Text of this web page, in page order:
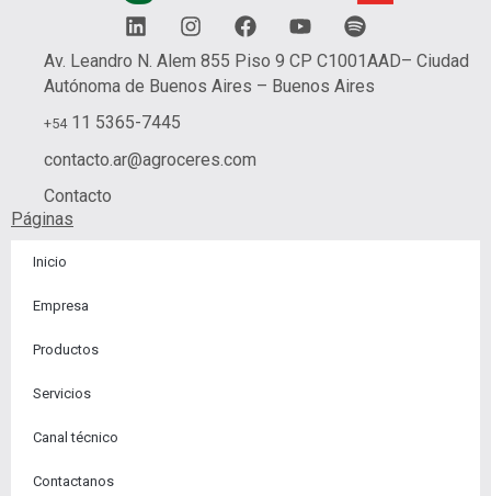
L
i
n
k
d
i
n
I
n
s
t
a
F
a
c
e
k
Y
o
u
t
S
p
o
t
Av. Leandro N. Alem 855 Piso 9 CP C1001AAD– Ciudad
Autónoma de Buenos Aires – Buenos Aires
+5411 5365-7445
contacto.ar@agroceres.com
Contacto
Páginas
Inicio
Empresa
Productos
Servicios
Canal técnico
Contactanos​